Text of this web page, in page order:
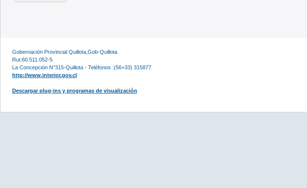
Gobernación Provincial Quillota,Gob-Quillota
Rut:60.511.052-5
La Concepción N°315-Quillota - Teléfonos :(56+33) 315877
http://www.interior.gov.cl
Descargar plug-ins y programas de visualización